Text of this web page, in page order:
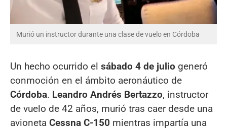
Murió un instructor durante una clase de vuelo en Córdoba
Un hecho ocurrido el sábado 4 de julio generó
conmoción en el ámbito aeronáutico de
Córdoba. Leandro Andrés Bertazzo, instructor
de vuelo de 42 años, murió tras caer desde una
avioneta Cessna C-150 mientras impartía una